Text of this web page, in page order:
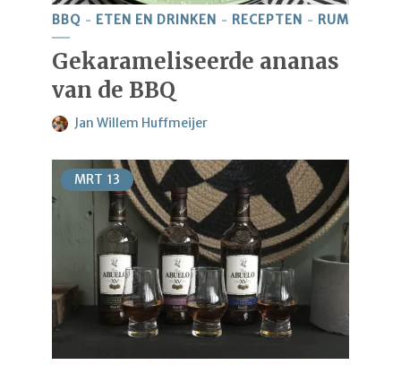
BBQ ETEN EN DRINKEN RECEPTEN RUM
Gekarameliseerde ananas
van de BBQ
Jan Willem Huffmeijer
MRT 13